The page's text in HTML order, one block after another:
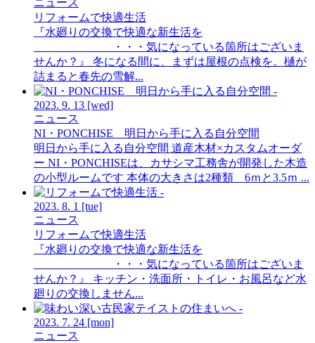
ニュース
リフォームで快適生活
『水廻りの交換で快適な新生活を
・・・気になっている箇所はございま
せんか？』 冬になる間に、まずは屋根の点検を。樋が
詰まると春先の雪解...
2023. 9. 13 [wed]
ニュース
NI・PONCHISE 明日から手に入る自分空間
明日から手に入る自分空間 道産木材×カスタムオーダ
ー NI・PONCHISEは、カサシマ工務舎が開発した木造
の小型ルームです 本体の大きさは2種類 6ｍと3.5ｍ ...
2023. 8. 1 [tue]
ニュース
リフォームで快適生活
『水廻りの交換で快適な新生活を
・・・気になっている箇所はございま
せんか？』 キッチン・洗面所・トイレ・お風呂など水
廻りの交換しません...
2023. 7. 24 [mon]
ニュース